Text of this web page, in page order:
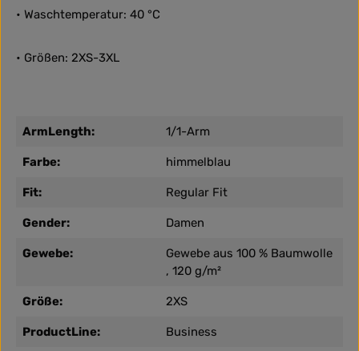
• Waschtemperatur: 40 °C
• Größen: 2XS-3XL
ArmLength: 1/1-Arm
Farbe: himmelblau
Fit: Regular Fit
Gender: Damen
Gewebe:
Gewebe aus 100 % Baumwolle
, 120 g/m²
Größe: 2XS
ProductLine: Business